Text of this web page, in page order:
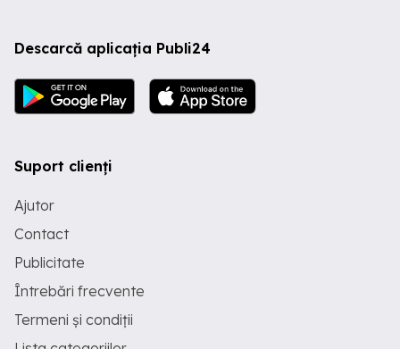
Descarcă aplicația Publi24
Suport clienți
Ajutor
Contact
Publicitate
Întrebări frecvente
Termeni și condiții